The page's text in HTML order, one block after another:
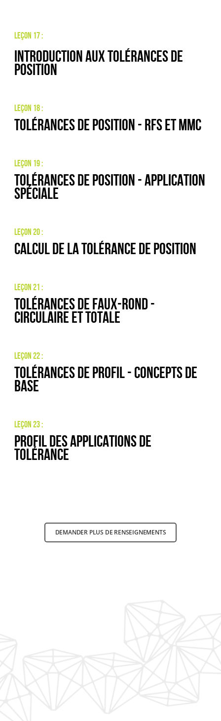
Leçon 17 :
Introduction aux tolérances de
position
Leçon 18 :
Tolérances de position - RFS et MMC
Leçon 19 :
Tolérances de position - Application
spéciale
Leçon 20 :
Calcul de la tolérance de position
Leçon 21 :
Tolérances de faux-rond -
Circulaire et totale
Leçon 22 :
Tolérances de profil - Concepts de
base
Leçon 23 :
Profil des applications de
tolérance
DEMANDER PLUS DE RENSEIGNEMENTS